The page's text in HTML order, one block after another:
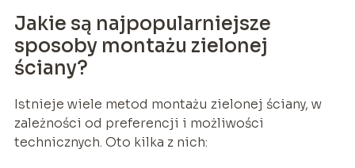
Jakie są najpopularniejsze
sposoby montażu zielonej
ściany?
Istnieje wiele metod montażu zielonej ściany, w
zależności od preferencji i możliwości
technicznych. Oto kilka z nich: